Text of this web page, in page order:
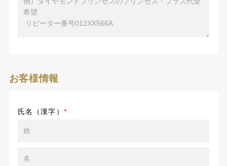
お客様情報
氏名（漢字） *